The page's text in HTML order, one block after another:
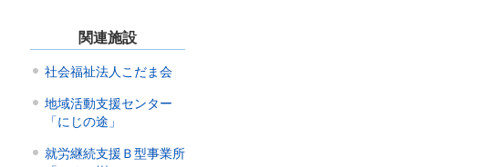
関連施設
社会福祉法人こだま会
地域活動支援センター
「にじの途」
就労継続支援Ｂ型事業所